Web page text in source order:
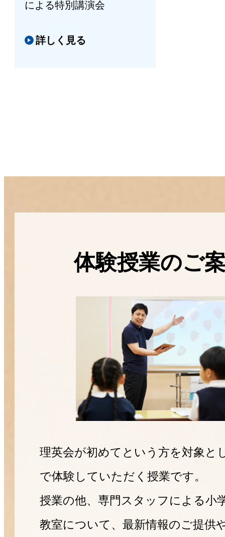
による特別講演会
詳しく見る
体験授業のご
理英会が初めてという方を対象と
で体験していただく授業です。
授業の他、専門スタッフによる小
教室について、最新情報のご提供